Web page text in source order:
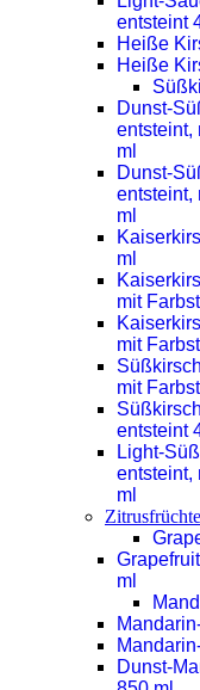
entsteint
Heiße
Heiße
Dunst-
entsteint,
ml
Dunst-
entsteint,
ml
ml
mit
mit
mit
entsteint
Light-
entsteint,
ml
Zitrusfrüchte
ml
Dunst-